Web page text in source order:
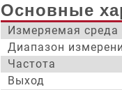
Основные
Измеряемая среда
Диапазон
Частота
Выход